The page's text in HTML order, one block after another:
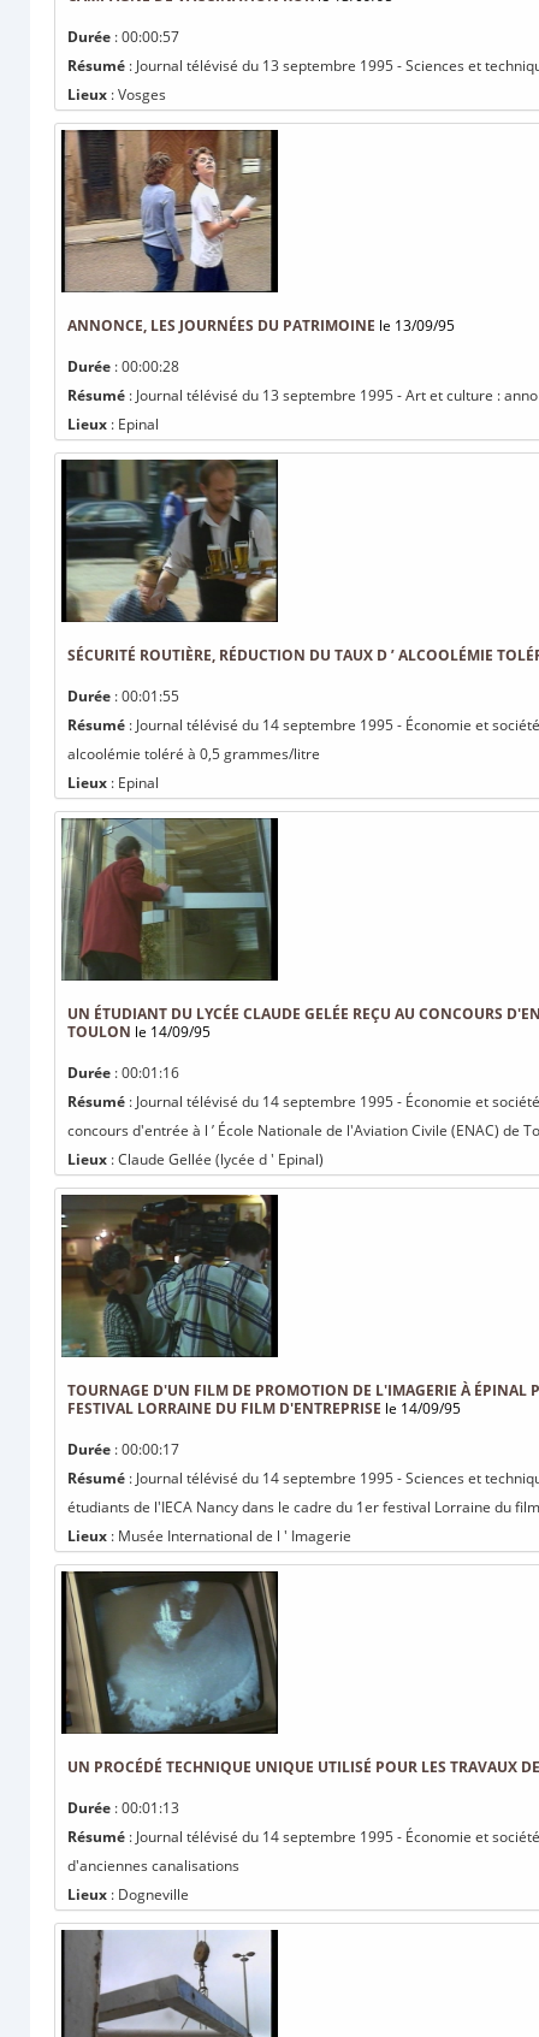
Durée : 00:00:57
Résumé : Journal télévisé du 13 septembre 1995 - Sciences et
Lieux : Vosges
ANNONCE, LES JOURNÉES DU PATRIMOINE le 13/09/95
Durée : 00:00:28
Résumé : Journal télévisé du 13 septembre 1995 - Art et culture :
Lieux : Epinal
SÉCURITÉ ROUTIÈRE, RÉDUCTION DU TAUX D ’ ALCOOLÉMIE
Durée : 00:01:55
Résumé : Journal télévisé du 14 septembre 1995 - Économie et
alcoolémie toléré à 0,5 grammes/litre
Lieux : Epinal
UN ÉTUDIANT DU LYCÉE CLAUDE GELÉE REÇU AU CONCOURS
TOULON le 14/09/95
Durée : 00:01:16
Résumé : Journal télévisé du 14 septembre 1995 - Économie et
concours d'entrée à l ’ École Nationale de l'Aviation Civile (ENAC) de
Lieux : Claude Gellée (lycée d ' Epinal)
TOURNAGE D'UN FILM DE PROMOTION DE L'IMAGERIE À ÉPINAL
FESTIVAL LORRAINE DU FILM D'ENTREPRISE le 14/09/95
Durée : 00:00:17
Résumé : Journal télévisé du 14 septembre 1995 - Sciences et
étudiants de l'IECA Nancy dans le cadre du 1er festival Lorraine du
Lieux : Musée International de l ' Imagerie
UN PROCÉDÉ TECHNIQUE UNIQUE UTILISÉ POUR LES TRAVAUX
Durée : 00:01:13
Résumé : Journal télévisé du 14 septembre 1995 - Économie et
d'anciennes canalisations
Lieux : Dogneville